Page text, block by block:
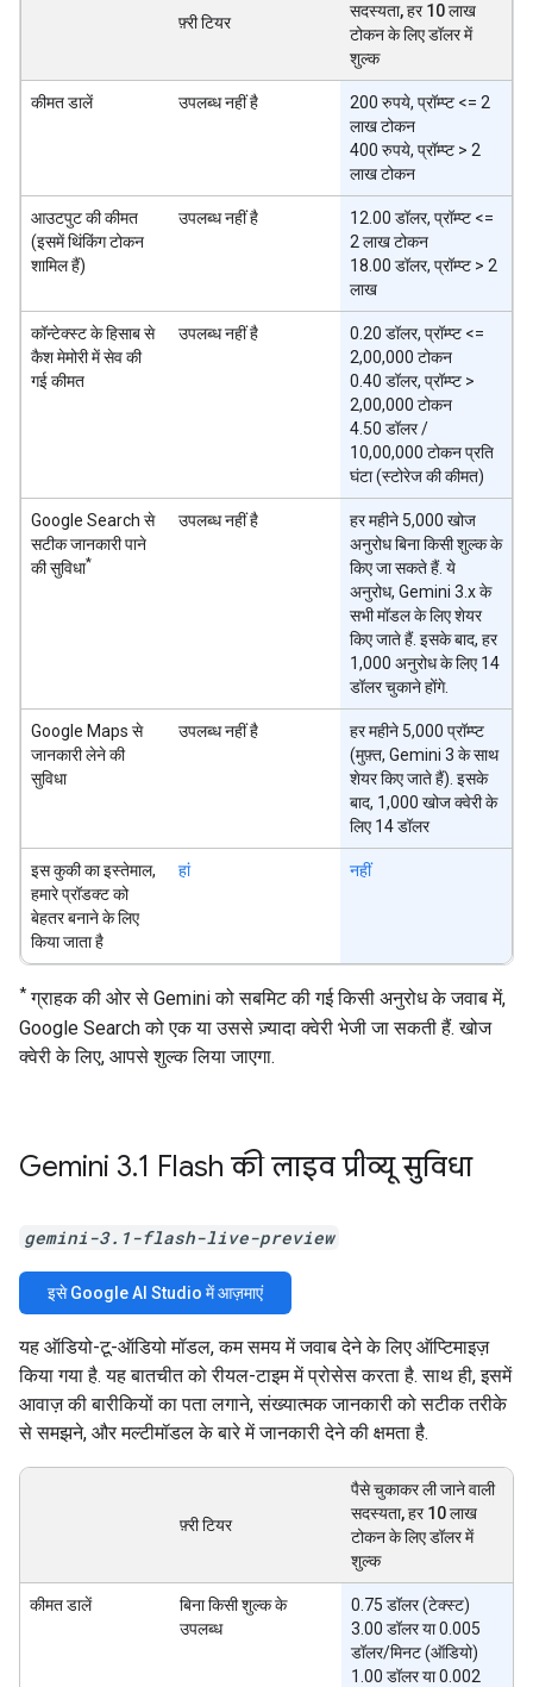
फ़्री टियर
सदस्यता, हर 10 लाख
टोकन के लिए डॉलर में
शुल्क
कीमत डालें उपलब्ध नहीं है
200 रुपये, प्रॉम्प्ट <= 2
लाख टोकन
400 रुपये, प्रॉम्प्ट > 2
लाख टोकन
आउटपुट की कीमत
(इसमें थिंकिंग टोकन
शामिल हैं)
उपलब्ध नहीं है
12.00 डॉलर, प्रॉम्प्ट <=
2 लाख टोकन
18.00 डॉलर, प्रॉम्प्ट > 2
लाख
कॉन्टेक्स्ट के हिसाब से
कैश मेमोरी में सेव की
गई कीमत
उपलब्ध नहीं है
0.20 डॉलर, प्रॉम्प्ट <=
2,00,000 टोकन
0.40 डॉलर, प्रॉम्प्ट >
2,00,000 टोकन
4.50 डॉलर /
10,00,000 टोकन प्रति
घंटा (स्टोरेज की कीमत)
Google Search से
सटीक जानकारी पाने
की सुविधा*
उपलब्ध नहीं है
हर महीने 5,000 खोज
अनुरोध बिना किसी शुल्क के
किए जा सकते हैं. ये
अनुरोध, Gemini 3.x के
सभी मॉडल के लिए शेयर
किए जाते हैं. इसके बाद, हर
1,000 अनुरोध के लिए 14
डॉलर चुकाने होंगे.
Google Maps से
जानकारी लेने की
सुविधा
उपलब्ध नहीं है
हर महीने 5,000 प्रॉम्प्ट
(मुफ़्त, Gemini 3 के साथ
शेयर किए जाते हैं). इसके
बाद, 1,000 खोज क्वेरी के
लिए 14 डॉलर
इस कुकी का इस्तेमाल,
हमारे प्रॉडक्ट को
बेहतर बनाने के लिए
किया जाता है
हां नहीं
* ग्राहक की ओर से Gemini को सबमिट की गई किसी अनुरोध के जवाब में,
Google Search को एक या उससे ज़्यादा क्वेरी भेजी जा सकती हैं. खोज
क्वेरी के लिए, आपसे शुल्क लिया जाएगा.
Gemini 3.1 Flash की लाइव प्रीव्यू सुविधा
gemini-3.1-flash-live-preview
इसे Google AI Studio में आज़माएं
यह ऑडियो-टू-ऑडियो मॉडल, कम समय में जवाब देने के लिए ऑप्टिमाइज़
किया गया है. यह बातचीत को रीयल-टाइम में प्रोसेस करता है. साथ ही, इसमें
आवाज़ की बारीकियों का पता लगाने, संख्यात्मक जानकारी को सटीक तरीके
से समझने, और मल्टीमॉडल के बारे में जानकारी देने की क्षमता है.
फ़्री टियर
पैसे चुकाकर ली जाने वाली
सदस्यता, हर 10 लाख
टोकन के लिए डॉलर में
शुल्क
कीमत डालें
बिना किसी शुल्क के
उपलब्ध
0.75 डॉलर (टेक्स्ट)
3.00 डॉलर या 0.005
डॉलर/मिनट (ऑडियो)
1.00 डॉलर या 0.002